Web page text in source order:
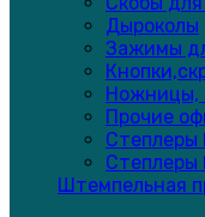
Дыроколы
Зажимы
Ножницы,
Прочие
Штемпельная